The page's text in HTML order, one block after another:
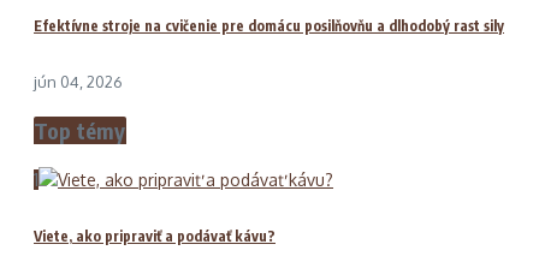
Efektívne stroje na cvičenie pre domácu posilňovňu a dlhodobý rast sily
jún 04, 2026
Top témy
1
Viete, ako pripraviť a podávať kávu?